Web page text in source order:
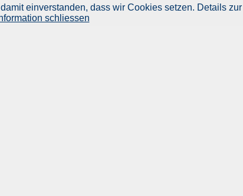
einverstanden, dass wir Cookies setzen. Details zur
schliessen